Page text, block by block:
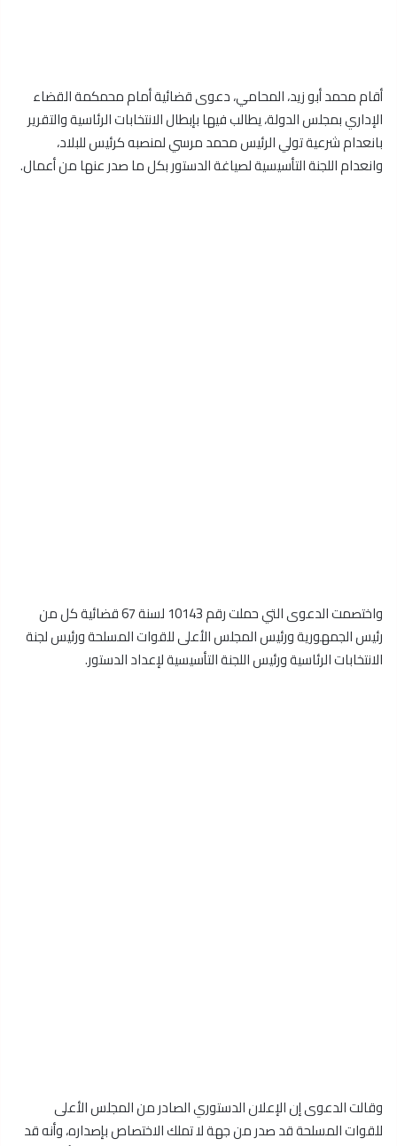
أقام محمد أبو زيد، المحامي، دعوى قضائية أمام محمكمة القضاء
الإداري بمجلس الدولة، يطالب فيها بإبطال الانتخابات الرئاسية والتقرير
بانعدام شرعية تولي الرئيس محمد مرسي لمنصبه كرئيس للبلاد،
وانعدام اللجنة التأسيسية لصياغة الدستور بكل ما صدر عنها من أعمال.
واختصمت الدعوى التي حملت رقم 10143 لسنة 67 قضائية كل من
رئيس الجمهورية ورئيس المجلس الأعلى للقوات المسلحة ورئيس لجنة
الانتخابات الرئاسية ورئيس اللجنة التأسيسية لإعداد الدستور.
وقالت الدعوى إن الإعلان الدستوري الصادر من المجلس الأعلى
للقوات المسلحة قد صدر من جهة لا تملك الاختصاص بإصداره، وأنه قد